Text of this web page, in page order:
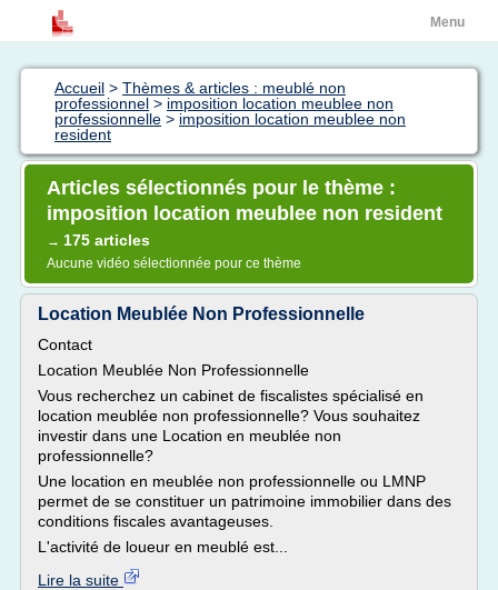
Menu
Accueil > Thèmes & articles : meublé non
professionnel > imposition location meublee non
professionnelle > imposition location meublee non
resident
Articles sélectionnés pour le thème :
imposition location meublee non resident
→ 175 articles
Aucune vidéo sélectionnée pour ce thème
Location Meublée Non Professionnelle
Contact
Location Meublée Non Professionnelle
Vous recherchez un cabinet de fiscalistes spécialisé en
location meublée non professionnelle? Vous souhaitez
investir dans une Location en meublée non
professionnelle?
Une location en meublée non professionnelle ou LMNP
permet de se constituer un patrimoine immobilier dans des
conditions fiscales avantageuses.
L'activité de loueur en meublé est...
Lire la suite